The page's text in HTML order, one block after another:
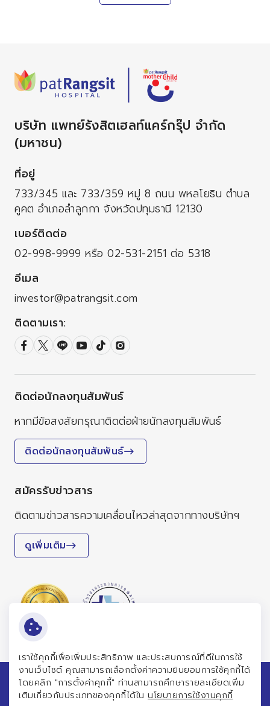
บริษัท แพทย์รังสิตเฮลท์แคร์กรุ๊ป จำกัด
(มหาชน)
ที่อยู่
733/345 และ 733/359 หมู่ 8 ถนน พหลโยธิน ตำบล
คูคต อำเภอลำลูกกา จังหวัดปทุมธานี 12130
เบอร์ติดต่อ
02-998-9999 หรือ 02-531-2151 ต่อ 5318
อีเมล
investor@patrangsit.com
ติดตามเรา:
ติดต่อนักลงทุนสัมพันธ์
หากมีข้อสงสัยกรุณาติดต่อฝ่ายนักลงทุนสัมพันธ์
ติดต่อนักลงทุนสัมพันธ์
สมัครรับข่าวสาร
ติดตามข่าวสารความเคลื่อนไหวล่าสุดจากทางบริษัทฯ
ดูเพิ่มเติม
© สงวนลิขสิทธิ์ พ.ศ. 2569 บริษัท แพทย์รังสิตเฮลท์แคร์กรุ๊ป
จำกัด (มหาชน)
เราใช้คุกกี้เพื่อเพิ่มประสิทธิภาพ และประสบการณ์ที่ดีในการใช้
งานเว็บไซต์ คุณสามารถเลือกตั้งค่าความยินยอมการใช้คุกกี้ได้
โดยคลิก "การตั้งค่าคุกกี้" ท่านสามารถศึกษารายละเอียดเพิ่ม
เติมเกี่ยวกับประเภทของคุกกี้ได้ใน นโยบายการใช้งานคุกกี้